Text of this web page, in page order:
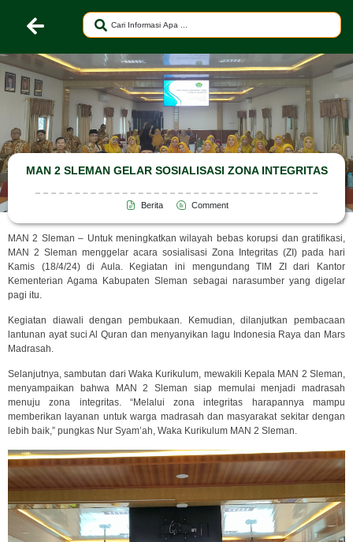
MAN 2 SLEMAN GELAR SOSIALISASI ZONA INTEGRITAS
Berita Comment
MAN 2 Sleman – Untuk meningkatkan wilayah bebas korupsi dan gratifikasi,
MAN 2 Sleman menggelar acara sosialisasi Zona Integritas (ZI) pada hari
Kamis (18/4/24) di Aula. Kegiatan ini mengundang TIM ZI dari Kantor
Kementerian Agama Kabupaten Sleman sebagai narasumber yang digelar
pagi itu.
Kegiatan diawali dengan pembukaan. Kemudian, dilanjutkan pembacaan
lantunan ayat suci Al Quran dan menyanyikan lagu Indonesia Raya dan Mars
Madrasah.
Selanjutnya, sambutan dari Waka Kurikulum, mewakili Kepala MAN 2 Sleman,
menyampaikan bahwa MAN 2 Sleman siap memulai menjadi madrasah
menuju zona integritas. “Melalui zona integritas harapannya mampu
memberikan layanan untuk warga madrasah dan masyarakat sekitar dengan
lebih baik,” pungkas Nur Syam’ah, Waka Kurikulum MAN 2 Sleman.